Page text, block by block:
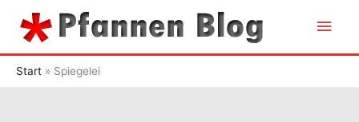
Inhalt
Start Spiegelei